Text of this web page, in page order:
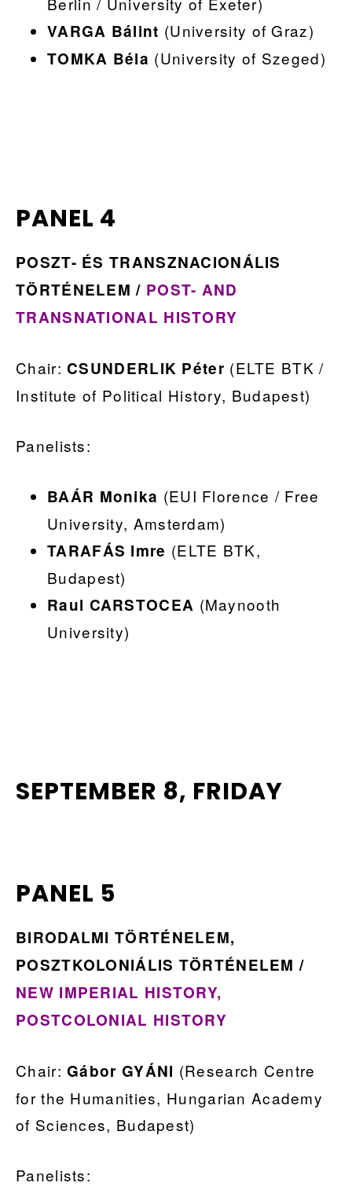
VARGA Bálint (University of Graz)
TOMKA Béla (University of Szeged)
PANEL 4
POSZT- ÉS TRANSZNACIONÁLIS
TÖRTÉNELEM / POST- AND
TRANSNATIONAL HISTORY
Chair:CSUNDERLIK Péter (ELTE BTK /
Institute of Political History, Budapest)
Panelists:
BAÁR Monika (EUI Florence / Free
University, Amsterdam)
TARAFÁS Imre (ELTE BTK,
Budapest)
Raul CARSTOCEA (Maynooth
University)
SEPTEMBER 8, FRIDAY
PANEL 5
BIRODALMI TÖRTÉNELEM,
POSZTKOLONIÁLIS TÖRTÉNELEM /
NEW IMPERIAL HISTORY,
POSTCOLONIAL HISTORY
Chair:Gábor GYÁNI (Research Centre
for the Humanities, Hungarian Academy
of Sciences, Budapest)
Panelists: